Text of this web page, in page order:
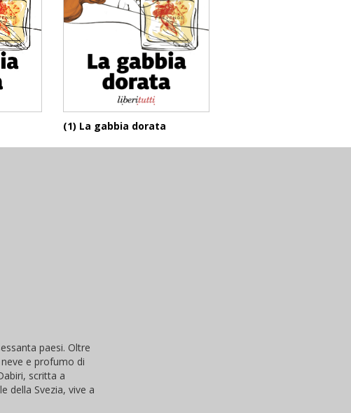
(1) La gabbia dorata
paesi. Oltre
e profumo di
scritta a
della Svezia, vive a